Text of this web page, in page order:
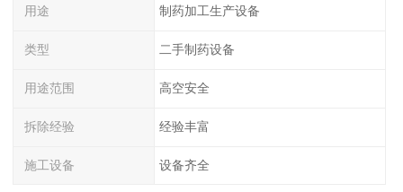
用途 制药加工生产设备
类型 二手制药设备
用途范围 高空安全
拆除经验 经验丰富
施工设备 设备齐全